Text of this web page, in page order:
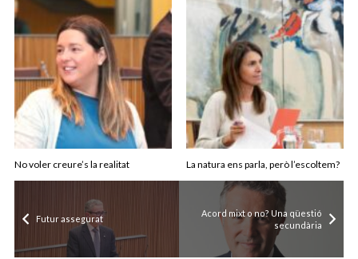
No voler creure’s la realitat La natura ens parla, però l’escoltem?
Futur assegurat
Acord mixt o no? Una qüestió
secundària